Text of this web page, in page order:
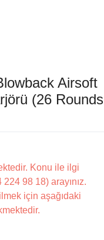
Airsoft
(26 Rounds
Konu ile ilgi
98 18) arayınız.
için aşağıdaki